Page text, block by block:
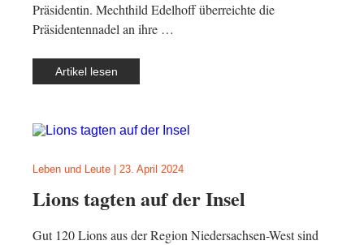
Präsidentin. Mechthild Edelhoff überreichte die
Präsidentennadel an ihre …
Artikel lesen
Leben und Leute 23. April 2024
Lions tagten auf der Insel
Gut 120 Lions aus der Region Niedersachsen-West sind